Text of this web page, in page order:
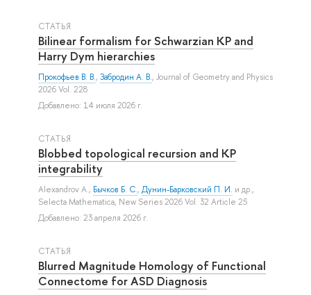
СТАТЬЯ
Bilinear formalism for Schwarzian KP and
Harry Dym hierarchies
Прокофьев В. В., Забродин А. В., Journal of Geometry and Physics
2026 Vol. 228
Добавлено: 14 июля 2026 г.
СТАТЬЯ
Blobbed topological recursion and KP
integrability
Alexandrov A., Бычков Б. С., Дунин-Барковский П. И. и др.,
Selecta Mathematica, New Series 2026 Vol. 32 Article 25
Добавлено: 23 апреля 2026 г.
СТАТЬЯ
Blurred Magnitude Homology of Functional
Connectome for ASD Diagnosis